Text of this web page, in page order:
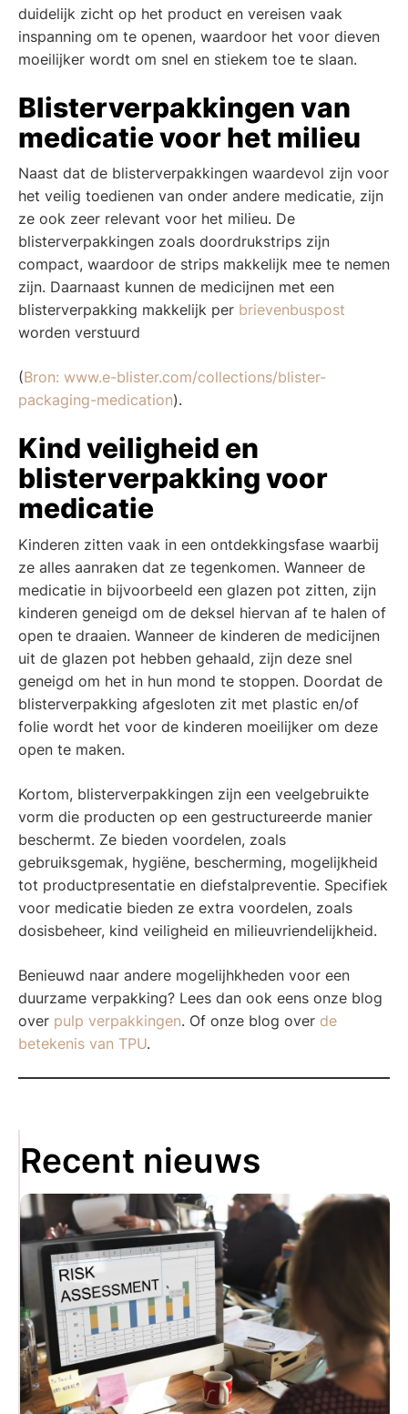
duidelijk zicht op het product en vereisen vaak
inspanning om te openen, waardoor het voor dieven
moeilijker wordt om snel en stiekem toe te slaan.
Blisterverpakkingen van
medicatie voor het milieu
Naast dat de blisterverpakkingen waardevol zijn voor
het veilig toedienen van onder andere medicatie, zijn
ze ook zeer relevant voor het milieu. De
blisterverpakkingen zoals doordrukstrips zijn
compact, waardoor de strips makkelijk mee te nemen
zijn. Daarnaast kunnen de medicijnen met een
blisterverpakking makkelijk per brievenbuspost
worden verstuurd
(Bron: www.e-blister.com/collections/blister-
packaging-medication).
Kind veiligheid en
blisterverpakking voor
medicatie
Kinderen zitten vaak in een ontdekkingsfase waarbij
ze alles aanraken dat ze tegenkomen. Wanneer de
medicatie in bijvoorbeeld een glazen pot zitten, zijn
kinderen geneigd om de deksel hiervan af te halen of
open te draaien. Wanneer de kinderen de medicijnen
uit de glazen pot hebben gehaald, zijn deze snel
geneigd om het in hun mond te stoppen. Doordat de
blisterverpakking afgesloten zit met plastic en/of
folie wordt het voor de kinderen moeilijker om deze
open te maken.
Kortom, blisterverpakkingen zijn een veelgebruikte
vorm die producten op een gestructureerde manier
beschermt. Ze bieden voordelen, zoals
gebruiksgemak, hygiëne, bescherming, mogelijkheid
tot productpresentatie en diefstalpreventie. Specifiek
voor medicatie bieden ze extra voordelen, zoals
dosisbeheer, kind veiligheid en milieuvriendelijkheid.
Benieuwd naar andere mogelijhkheden voor een
duurzame verpakking? Lees dan ook eens onze blog
over pulp verpakkingen. Of onze blog over de
betekenis van TPU.
Recent nieuws